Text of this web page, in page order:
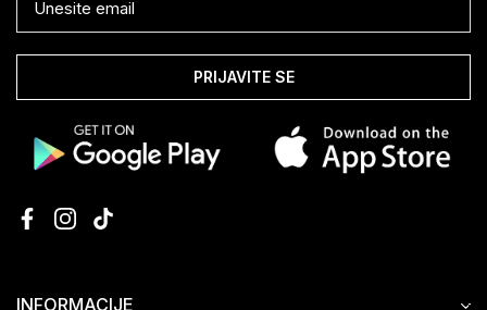
INFORMACIJE
PRIJAVITE SE